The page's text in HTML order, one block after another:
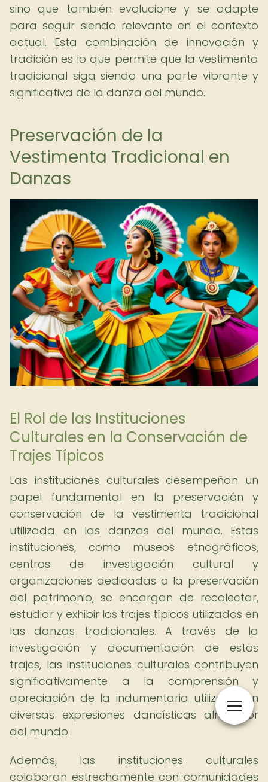
sino que también evolucione y se adapte
para seguir siendo relevante en el contexto
actual. Esta combinación de innovación y
tradición es lo que permite que la vestimenta
tradicional siga siendo una parte vibrante y
significativa de la danza del mundo.
Preservación de la
Vestimenta Tradicional en
Danzas
El Rol de las Instituciones
Culturales en la Conservación de
Trajes Típicos
Las instituciones culturales desempeñan un
papel fundamental en la preservación y
conservación de la vestimenta tradicional
utilizada en las danzas del mundo. Estas
instituciones, como museos etnográficos,
centros de investigación cultural y
organizaciones dedicadas a la preservación
del patrimonio, se encargan de recolectar,
estudiar y exhibir los trajes típicos utilizados en
las danzas tradicionales. A través de la
investigación y documentación de estos
trajes, las instituciones culturales contribuyen
significativamente a la comprensión y
apreciación de la indumentaria utilizada en
diversas expresiones dancísticas alrededor
del mundo.
Además, las instituciones culturales
colaboran estrechamente con comunidades